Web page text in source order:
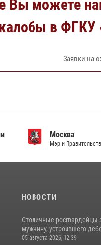
Вы можете
в ФГКУ
Заявки на
Москва
Мэр и
НОВОСТИ
Столичные росгвардейцы
мужчину, устроившего
05 августа 2026, 12:39